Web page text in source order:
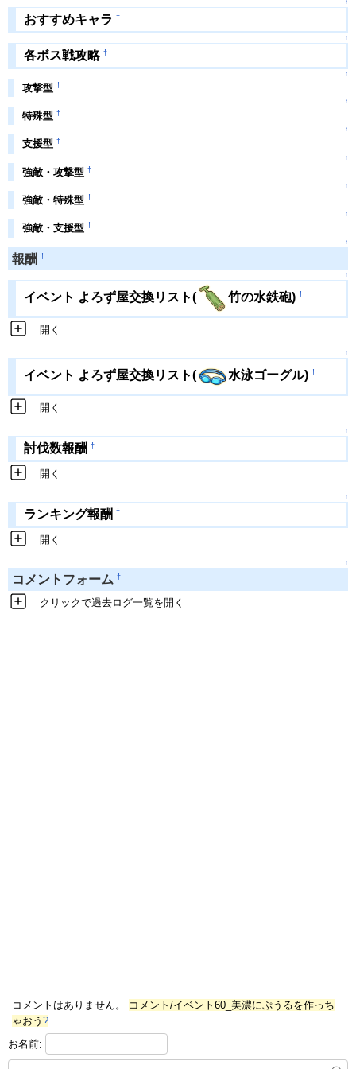
↑
おすすめキャラ †
↑
各ボス戦攻略 †
↑
攻撃型 †
↑
特殊型 †
↑
支援型 †
↑
強敵・攻撃型 †
↑
強敵・特殊型 †
↑
強敵・支援型 †
↑
報酬 †
↑
イベント よろず屋交換リスト( 竹の水鉄砲) †
開く
↑
イベント よろず屋交換リスト( 水泳ゴーグル) †
開く
↑
討伐数報酬 †
開く
↑
ランキング報酬 †
開く
↑
コメントフォーム †
クリックで過去ログ一覧を開く
コメントはありません。
コメント/イベント60_美濃にぷうるを作っち
ゃおう ?
お名前: